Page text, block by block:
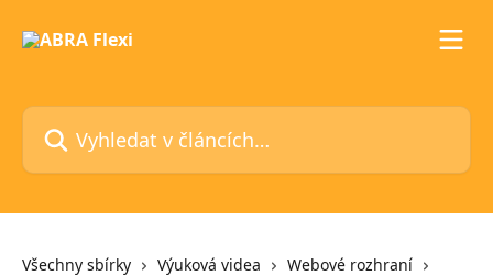
Vyhledat v článcích…
Všechny sbírky Výuková videa
Webové rozhraní